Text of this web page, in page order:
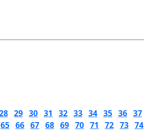
29 30 31 32 33 34 35 36 37
65 66 67 68 69 70 71 72 73 74